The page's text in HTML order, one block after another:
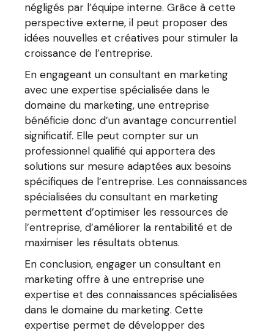
négligés par l’équipe interne. Grâce à cette
perspective externe, il peut proposer des
idées nouvelles et créatives pour stimuler la
croissance de l’entreprise.
En engageant un consultant en marketing
avec une expertise spécialisée dans le
domaine du marketing, une entreprise
bénéficie donc d’un avantage concurrentiel
significatif. Elle peut compter sur un
professionnel qualifié qui apportera des
solutions sur mesure adaptées aux besoins
spécifiques de l’entreprise. Les connaissances
spécialisées du consultant en marketing
permettent d’optimiser les ressources de
l’entreprise, d’améliorer la rentabilité et de
maximiser les résultats obtenus.
En conclusion, engager un consultant en
marketing offre à une entreprise une
expertise et des connaissances spécialisées
dans le domaine du marketing. Cette
expertise permet de développer des